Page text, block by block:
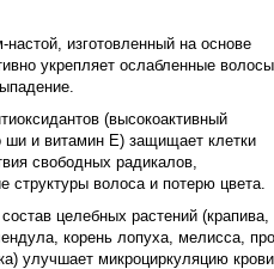
изготовленный на основе
укрепляет ослабленные волосы
(высокоактивный
ши и витамин Е) защищает клетки
свободных радикалов,
структуры волоса и потерю цвета.
целебных растений (крапива,
корень лопуха, мелисса,
улучшает микроциркуляцию крови